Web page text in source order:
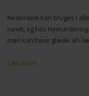
Nederdele kan bruges i
rundt, og hos
man kan have glæde af i
Læs mere